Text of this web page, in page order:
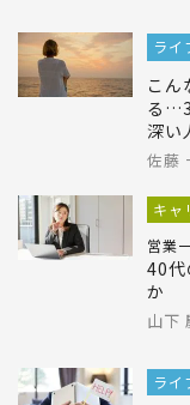
ライ
こん
深
佐藤
キャ
営業
か
山下